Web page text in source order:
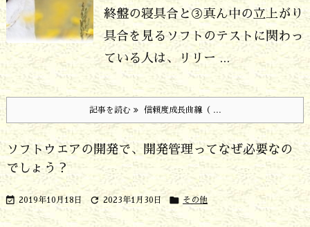
終盤の寝具合と③真ん中の立上がり
具合を見るソフトのテストに関わっ
ている人は、リリー ...
記事を読む 信頼度成長曲線（ ...
ソフトウエアの開発で、開発管理ってなぜ必要なの
でしょう？
 2019年10月18日  2023年1月30日  その他